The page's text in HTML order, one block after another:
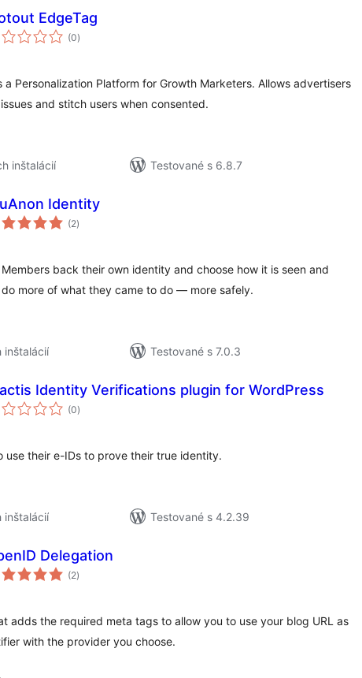
EdgeTag
(0celkové
hodnotenie
)
a Personalization Platform for Growth Marketers. Allows advertisers
and stitch users when consented.
inštalácií
Testované s 6.8.7
Identity
(2celkové
hodnotenie
)
back their own identity and choose how it is seen and
more of what they came to do — more safely.
inštalácií
Testované s 7.0.3
Identity Verifications plugin for WordPress
(0celkové
hodnotenie
)
use their e-IDs to prove their true identity.
inštalácií
Testované s 4.2.39
Delegation
(2celkové
hodnotenie
)
adds the required meta tags to allow you to use your blog URL as
with the provider you choose.